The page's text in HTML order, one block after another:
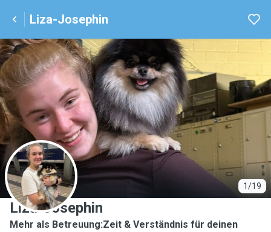
Liza-Josephin
1/19
L
Liza-Josephin
Mehr als Betreuung:Zeit & Verständnis für deinen